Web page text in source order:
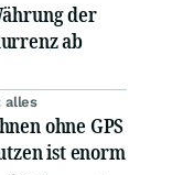
der
ab
alles
ohne GPS
ist enorm